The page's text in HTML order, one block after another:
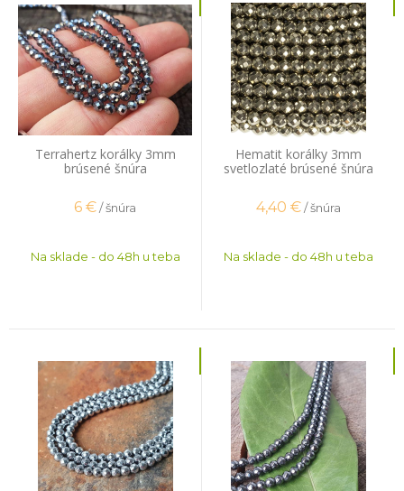
Terrahertz korálky 3mm
brúsené šnúra
6 €/ šnúra
Na sklade - do 48h u teba
Hematit korálky 3mm
svetlozlaté brúsené šnúra
4,40 €/ šnúra
Na sklade - do 48h u teba